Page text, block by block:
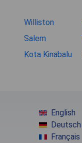
Williston
Salem
Kota Kinabalu
English
Deutsch
Français